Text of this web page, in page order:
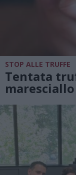
STOP ALLE TRUFFE
Tentata